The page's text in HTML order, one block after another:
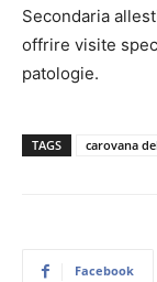
Secondaria
offrire visite
patologie.
TAGS carovana
Facebook